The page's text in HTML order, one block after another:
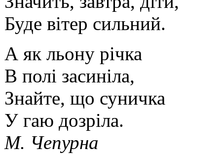
Буде вітер сильний.
А як льону річка
В полі засиніла,
Знайте, що суничка
У гаю дозріла.
М. Чепурна